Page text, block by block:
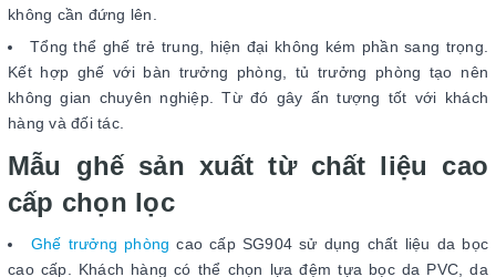
không cần đứng lên.
Tổng thể ghế trẻ trung, hiện đại không kém phần sang trọng.
Kết hợp ghế với bàn trưởng phòng, tủ trưởng phòng tạo nên
không gian chuyên nghiệp. Từ đó gây ấn tượng tốt với khách
hàng và đối tác.
Mẫu ghế sản xuất từ chất liệu cao
cấp chọn lọc
Ghế trưởng phòng cao cấp SG904 sử dụng chất liệu da bọc
cao cấp. Khách hàng có thể chọn lựa đệm tựa bọc da PVC, da